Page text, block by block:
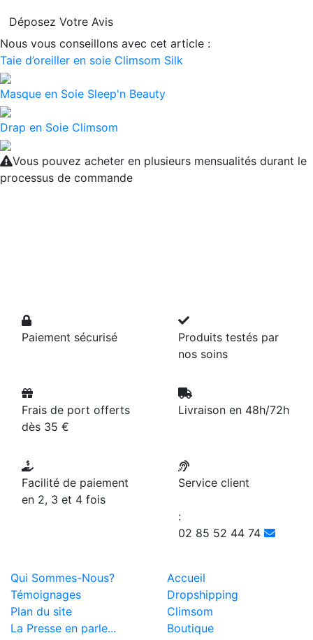
Déposez Votre Avis
Nous vous conseillons avec cet article :
Taie d’oreiller en soie Climsom Silk
Masque en Soie Sleep'n Beauty
Drap en Soie Climsom
Vous pouvez acheter en plusieurs mensualités durant le
processus de commande
Paiement sécurisé
Produits testés par
nos soins
Frais de port offerts
dès 35 €
Livraison en 48h/72h
Facilité de paiement
en 2, 3 et 4 fois
Service client
:
02 85 52 44 74
Qui Sommes-Nous?
Accueil
Témoignages
Dropshipping
Plan du site
Climsom
La Presse en parle...
Boutique